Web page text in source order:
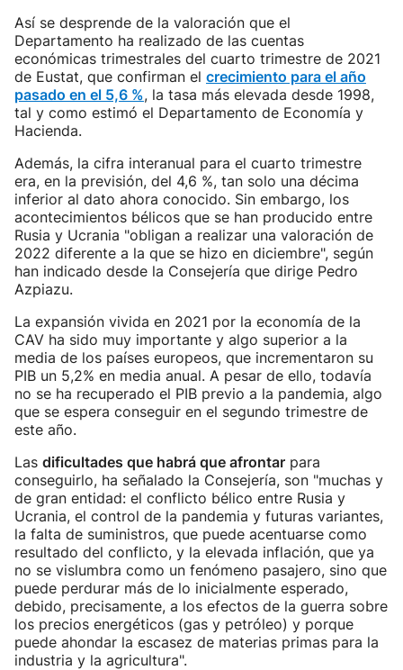
Así se desprende de la valoración que el
Departamento ha realizado de las cuentas
económicas trimestrales del cuarto trimestre de 2021
de Eustat, que confirman el crecimiento para el año
pasado en el 5,6 %, la tasa más elevada desde 1998,
tal y como estimó el Departamento de Economía y
Hacienda.
Además, la cifra interanual para el cuarto trimestre
era, en la previsión, del 4,6 %, tan solo una décima
inferior al dato ahora conocido. Sin embargo, los
acontecimientos bélicos que se han producido entre
Rusia y Ucrania "obligan a realizar una valoración de
2022 diferente a la que se hizo en diciembre", según
han indicado desde la Consejería que dirige Pedro
Azpiazu.
La expansión vivida en 2021 por la economía de la
CAV ha sido muy importante y algo superior a la
media de los países europeos, que incrementaron su
PIB un 5,2% en media anual. A pesar de ello, todavía
no se ha recuperado el PIB previo a la pandemia, algo
que se espera conseguir en el segundo trimestre de
este año.
Las dificultades que habrá que afrontar para
conseguirlo, ha señalado la Consejería, son "muchas y
de gran entidad: el conflicto bélico entre Rusia y
Ucrania, el control de la pandemia y futuras variantes,
la falta de suministros, que puede acentuarse como
resultado del conflicto, y la elevada inflación, que ya
no se vislumbra como un fenómeno pasajero, sino que
puede perdurar más de lo inicialmente esperado,
debido, precisamente, a los efectos de la guerra sobre
los precios energéticos (gas y petróleo) y porque
puede ahondar la escasez de materias primas para la
industria y la agricultura".